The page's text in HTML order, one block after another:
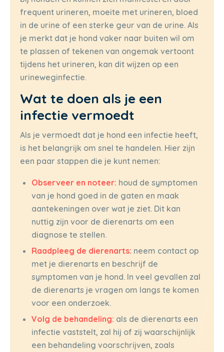
frequent urineren, moeite met urineren, bloed
in de urine of een sterke geur van de urine. Als
je merkt dat je hond vaker naar buiten wil om
te plassen of tekenen van ongemak vertoont
tijdens het urineren, kan dit wijzen op een
urineweginfectie.
Wat te doen als je een
infectie vermoedt
Als je vermoedt dat je hond een infectie heeft,
is het belangrijk om snel te handelen. Hier zijn
een paar stappen die je kunt nemen:
Observeer en noteer: houd de symptomen
van je hond goed in de gaten en maak
aantekeningen over wat je ziet. Dit kan
nuttig zijn voor de dierenarts om een
diagnose te stellen.
Raadpleeg de dierenarts: neem contact op
met je dierenarts en beschrijf de
symptomen van je hond. In veel gevallen zal
de dierenarts je vragen om langs te komen
voor een onderzoek.
Volg de behandeling: als de dierenarts een
infectie vaststelt, zal hij of zij waarschijnlijk
een behandeling voorschrijven, zoals